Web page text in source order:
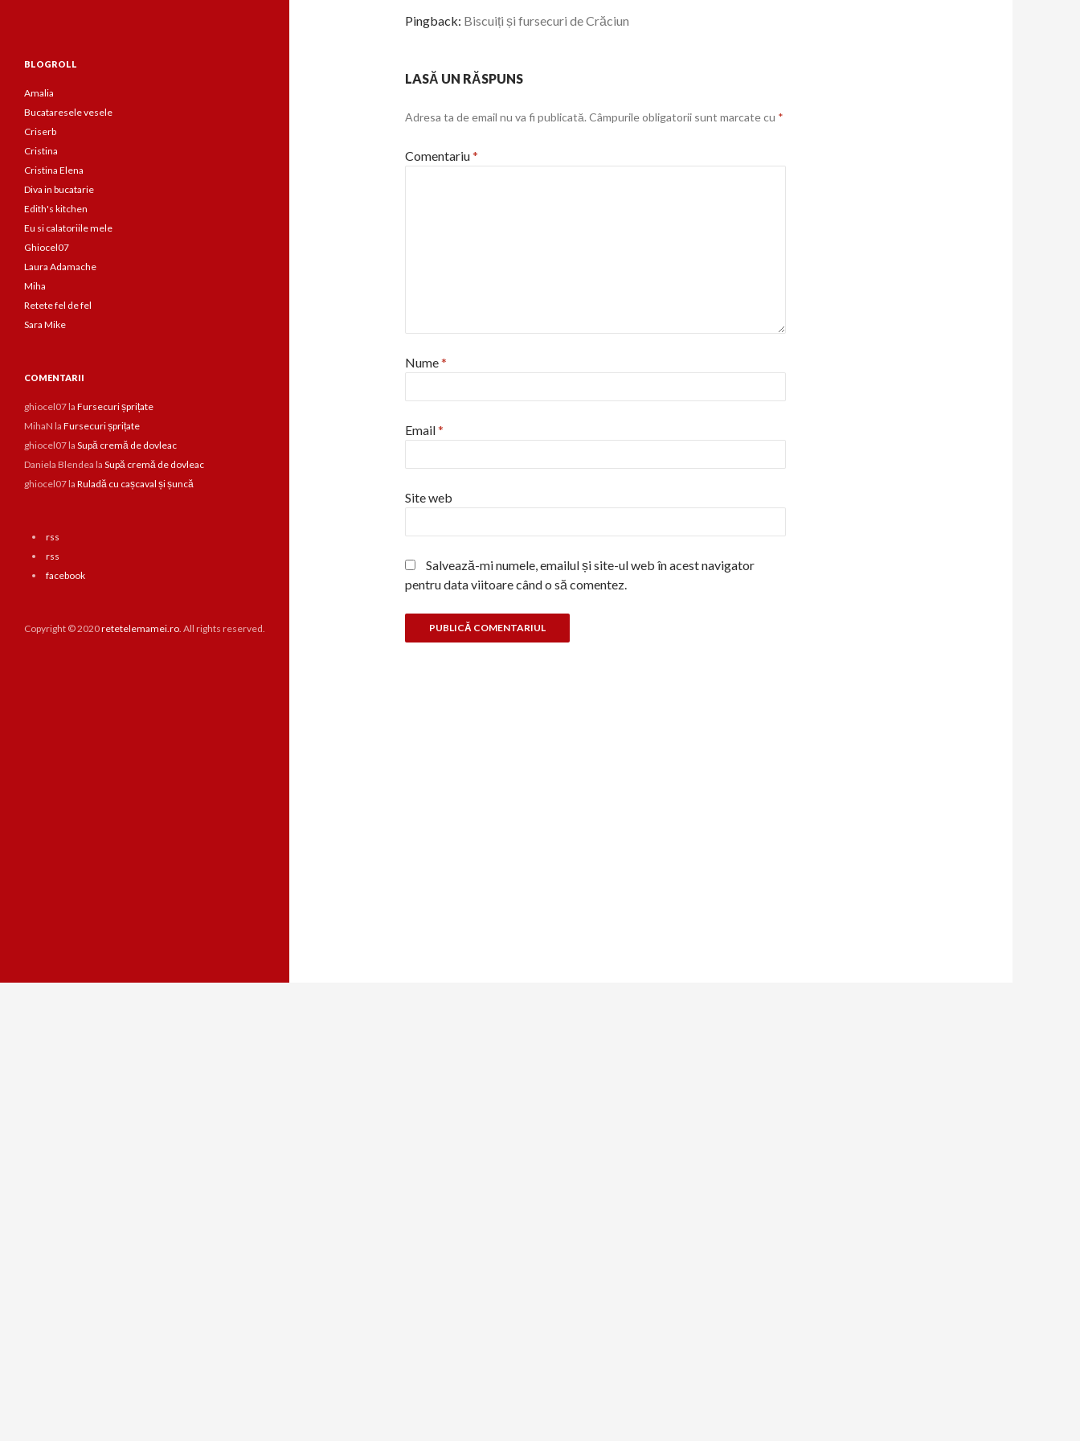
Pingback: Biscuiți și fursecuri de Crăciun
LASĂ UN RĂSPUNS
Adresa ta de email nu va fi publicată. Câmpurile obligatorii sunt marcate cu *
Comentariu*
Nume*
Email*
Site web
Salvează-mi numele, emailul și site-ul web în acest navigator
pentru data viitoare când o să comentez.
BLOGROLL
Amalia
Bucataresele vesele
Criserb
Cristina
Cristina Elena
Diva in bucatarie
Edith's kitchen
Eu si calatoriile mele
Ghiocel07
Laura Adamache
Miha
Retete fel de fel
Sara Mike
COMENTARII
ghiocel07la Fursecuri șprițate
MihaN la Fursecuri șprițate
ghiocel07la Supă cremă de dovleac
Daniela Blendea la Supă cremă de dovleac
ghiocel07la Ruladă cu cașcaval și șuncă
rss
rss
facebook
Copyright © 2020retetelemamei.ro. All rights reserved.